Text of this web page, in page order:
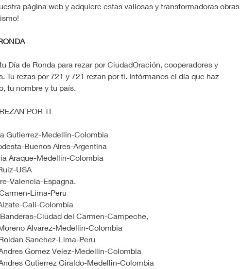
página web y adquiere estas valiosas y transformadoras obras
Día de Ronda para rezar por CiudadOración, cooperadores y
Tu rezas por 721 y 721 rezan por ti. Infórmanos el día que haz
tu nombre y tu país.
POR TI
Gutierrez-Medellin-Colombia
Buenos Aires-Argentina
Araque-Medellin-Colombia
USA
Valencia-Espagna.
Lima-Peru
Cali-Colombia
Ciudad del Carmen-Campeche,
Alvarez-Medellin-Colombia
Sanchez-Lima-Peru
Gomez Velez-Medellin-Colombia
Gutierrez Giraldo-Medellin-Colombia